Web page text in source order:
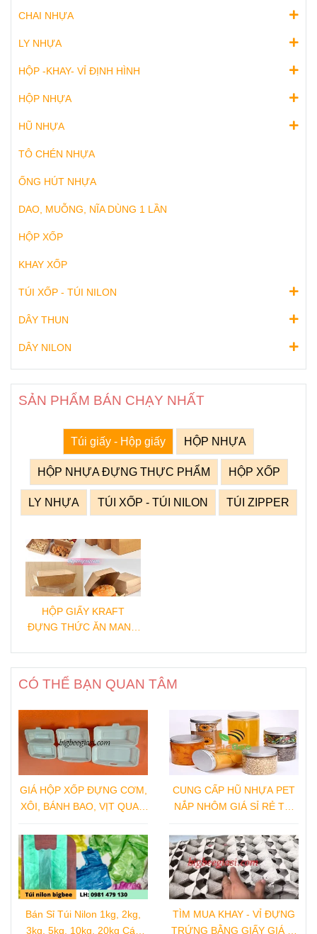
CHAI NHỰA
LY NHỰA
HỘP -KHAY- VỈ ĐỊNH HÌNH
HỘP NHỰA
HŨ NHỰA
TÔ CHÉN NHỰA
ỐNG HÚT NHỰA
DAO, MUỖNG, NĨA DÙNG 1 LẦN
HỘP XỐP
KHAY XỐP
TÚI XỐP - TÚI NILON
DÂY THUN
DÂY NILON
SẢN PHẨM BÁN CHẠY NHẤT
Túi giấy - Hộp giấy HỘP NHỰA
HỘP NHỰA ĐỰNG THỰC PHẨM HỘP XỐP
LY NHỰA TÚI XỐP - TÚI NILON TÚI ZIPPER
HỘP GIẤY KRAFT
ĐỰNG THỨC ĂN MANG
CÓ THỂ BẠN QUAN TÂM
GIÁ HỘP XỐP ĐỰNG CƠM,
XÔI, BÁNH BAO, VỊT QUAY,
XUẤT
CUNG CẤP HŨ NHỰA PET
NẮP NHÔM GIÁ SỈ RẺ TẠI
Bán Sỉ Túi Nilon 1kg, 2kg,
3kg, 5kg, 10kg, 20kg Các
TÌM MUA KHAY - VỈ ĐỰNG
TRỨNG BẰNG GIẤY GIÁ SỈ